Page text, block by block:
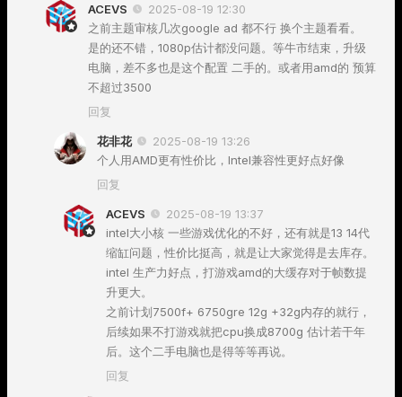
ACEVS
2025-08-19 12:30
之前主题审核几次google ad 都不行 换个主题看看。
是的还不错，1080p估计都没问题。等牛市结束，升级
电脑，差不多也是这个配置 二手的。或者用amd的 预算
不超过3500
回复
花非花
2025-08-19 13:26
个人用AMD更有性价比，Intel兼容性更好点好像
回复
ACEVS
2025-08-19 13:37
intel大小核 一些游戏优化的不好，还有就是13 14代
缩缸问题，性价比挺高，就是让大家觉得是去库存。
intel 生产力好点，打游戏amd的大缓存对于帧数提
升更大。
之前计划7500f+ 6750gre 12g +32g内存的就行，
后续如果不打游戏就把cpu换成8700g 估计若干年
后。这个二手电脑也是得等等再说。
回复